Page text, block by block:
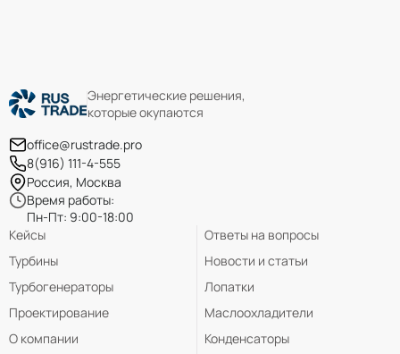
Энергетические решения,
которые окупаются
office@rustrade.pro
8(916) 111-4-555
Россия, Москва
Время работы:
Пн-Пт: 9:00-18:00
Кейсы
Турбины
Турбогенераторы
Проектирование
О компании
Ответы на вопросы
Новости и статьи
Лопатки
Маслоохладители
Конденсаторы